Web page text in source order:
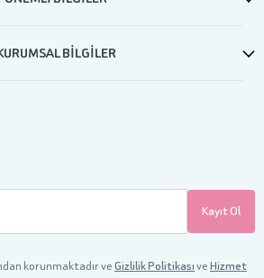
BİLGİLER
Kayıt Ol
korunmaktadır veGizlilik PolitikasıveHizmet